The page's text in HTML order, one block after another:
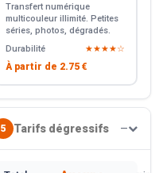
Transfert numérique
multicouleur illimité. Petites
séries, photos, dégradés.
Durabilité
★★★★☆
À partir de 2.75 €
5 Tarifs dégressifs —